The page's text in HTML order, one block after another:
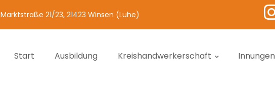
Marktstraße 21/23, 21423 Winsen (Luhe)
Start Ausbildung Kreishandwerkerschaft Innungen